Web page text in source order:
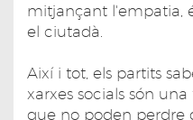
mitjançant l'empatia,
el ciutadà.
Així i tot, els partits
xarxes socials són
que no poden perdre